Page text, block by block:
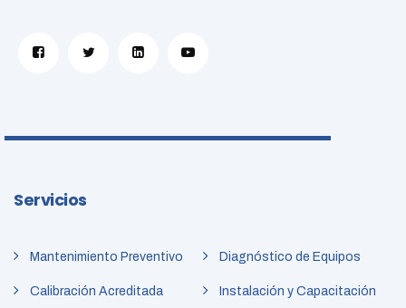
Servicios
Mantenimiento Preventivo Diagnóstico de Equipos
Calibración Acreditada Instalación y Capacitación